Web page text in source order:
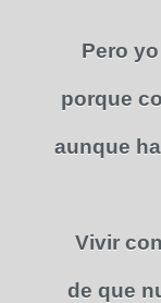
Pero
porque
aunque
Vivir
de que